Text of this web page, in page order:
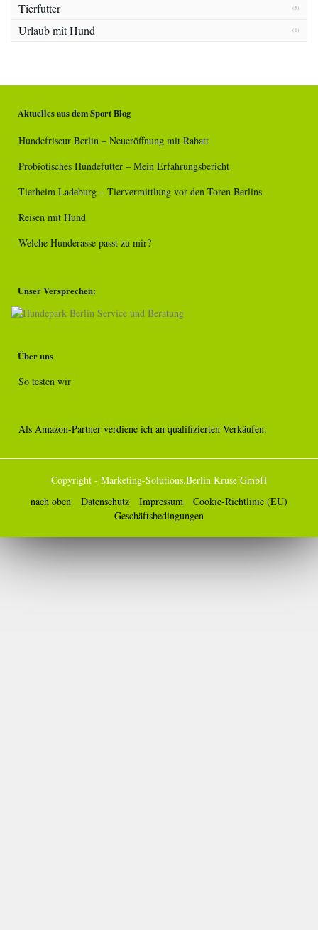
Tierfutter (5)
Urlaub mit Hund (1)
Aktuelles aus dem Sport Blog
Hundefriseur Berlin – Neueröffnung mit Rabatt
Probiotisches Hundefutter – Mein Erfahrungsbericht
Tierheim Ladeburg – Tiervermittlung vor den Toren Berlins
Reisen mit Hund
Welche Hunderasse passt zu mir?
Unser Versprechen:
Über uns
So testen wir
Als Amazon-Partner verdiene ich an qualifizierten Verkäufen.
Copyright - Marketing-Solutions.Berlin Kruse GmbH
nach oben
Datenschutz Impressum
Cookie-Richtlinie (EU)
Geschäftsbedingungen